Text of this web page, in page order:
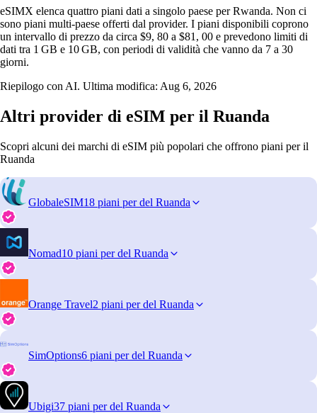
eSIMX elenca quattro piani dati a singolo paese per Rwanda. Non ci
sono piani multi‑paese offerti dal provider. I piani disponibili coprono
un intervallo di prezzo da circa $9, 80 a $81, 00 e prevedono limiti di
dati tra 1 GB e 10 GB, con periodi di validità che vanno da 7 a 30
giorni.
Riepilogo con AI. Ultima modifica: Aug 6, 2026
Altri provider di eSIM per il Ruanda
Scopri alcuni dei marchi di eSIM più popolari che offrono piani per il
Ruanda
GlobaleSIM18 piani per del Ruanda
Nomad10 piani per del Ruanda
Orange Travel2 piani per del Ruanda
SimOptions6 piani per del Ruanda
Ubigi37 piani per del Ruanda